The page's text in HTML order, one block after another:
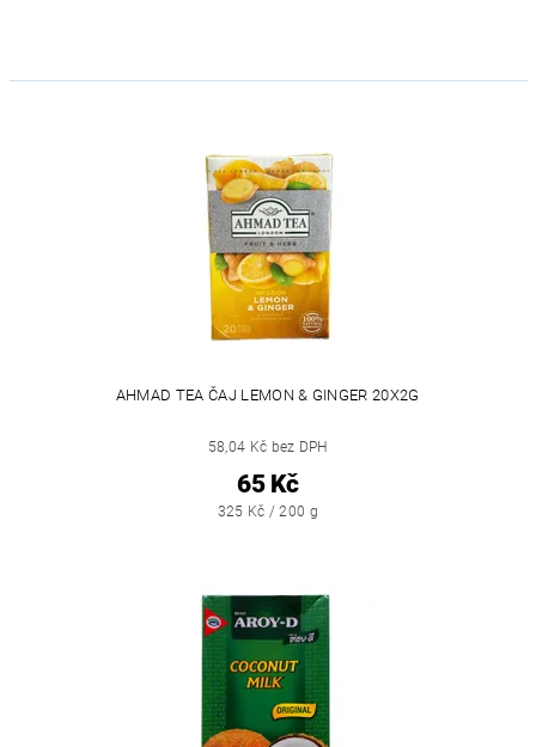
AHMAD TEA ČAJ LEMON & GINGER 20X2G
58,04 Kč bez DPH
65 Kč
325 Kč / 200 g